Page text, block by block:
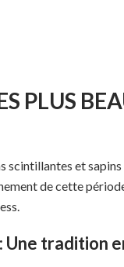
PLUS
scintillantes et sapins
de cette
Une tradition